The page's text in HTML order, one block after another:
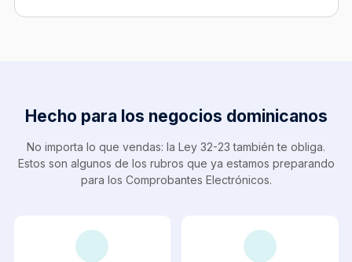
Hecho para los negocios dominicanos
No importa lo que vendas: la Ley 32-23 también te obliga.
Estos son algunos de los rubros que ya estamos preparando
para los Comprobantes Electrónicos.